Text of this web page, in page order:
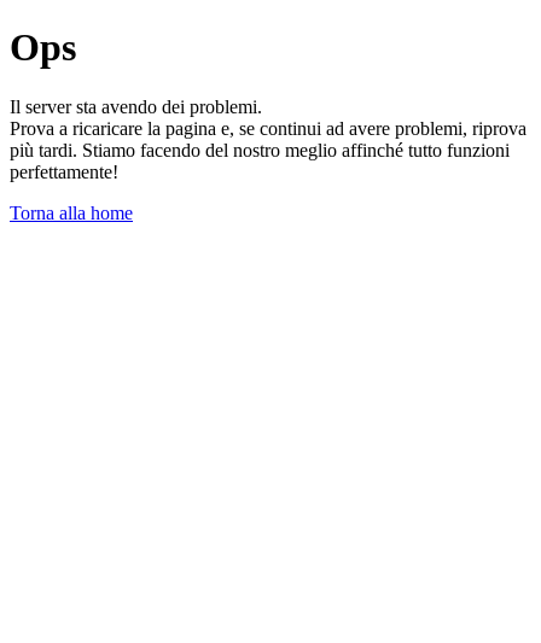
Ops
Il server sta avendo dei problemi.
Prova a ricaricare la pagina e, se continui ad avere problemi, riprova
più tardi. Stiamo facendo del nostro meglio affinché tutto funzioni
perfettamente!
Torna alla home